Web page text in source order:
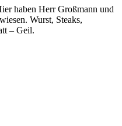
haben Herr Großmann und
Wurst, Steaks,
– Geil.